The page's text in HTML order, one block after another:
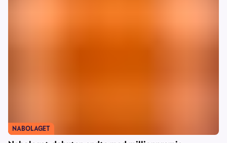
NABOLAGET